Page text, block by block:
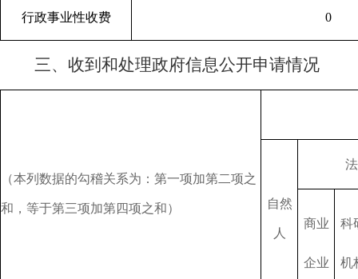
行政事业性收费 0
三、收到和处理政府信息公开申请情况
（本列数据的勾稽关系为：第一项加第二项之
和，等于第三项加第四项之和） 自然
人
商业
企业
科
机